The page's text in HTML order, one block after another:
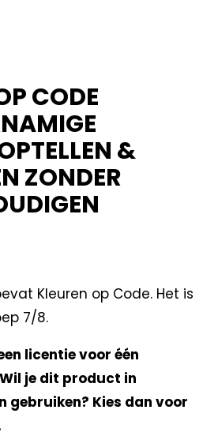
CODE
&
ZONDER
Kleuren op Code. Het is
7/8.
licentie voor één
je dit product in
gebruiken? Kies dan voor